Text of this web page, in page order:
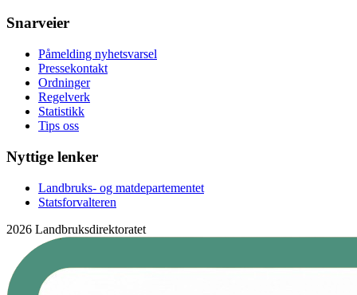
Snarveier
Påmelding nyhetsvarsel
Pressekontakt
Ordninger
Regelverk
Statistikk
Tips oss
Nyttige lenker
Landbruks- og matdepartementet
Statsforvalteren
2026 Landbruksdirektoratet